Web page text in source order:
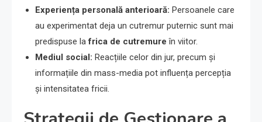
Experiența personală anterioară: Persoanele care
au experimentat deja un cutremur puternic sunt mai
predispuse lafrica de cutremure în viitor.
Mediul social: Reacțiile celor din jur, precum și
informațiile din mass-media pot influența percepția
și intensitatea fricii.